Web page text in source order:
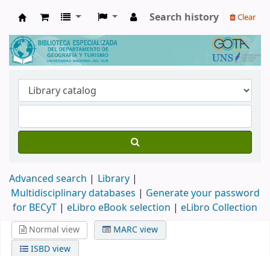
Biblioteca de Geografía y Turismo
Search history Clear
Advanced search
Library
Multidisciplinary databases | Generate your password
for BECyT | eLibro eBook selection | eLibro Collection
Normal view
MARC view
ISBD view